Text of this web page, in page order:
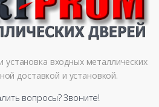
входных металлических
доставкой и установкой.
вопросы? Звоните!